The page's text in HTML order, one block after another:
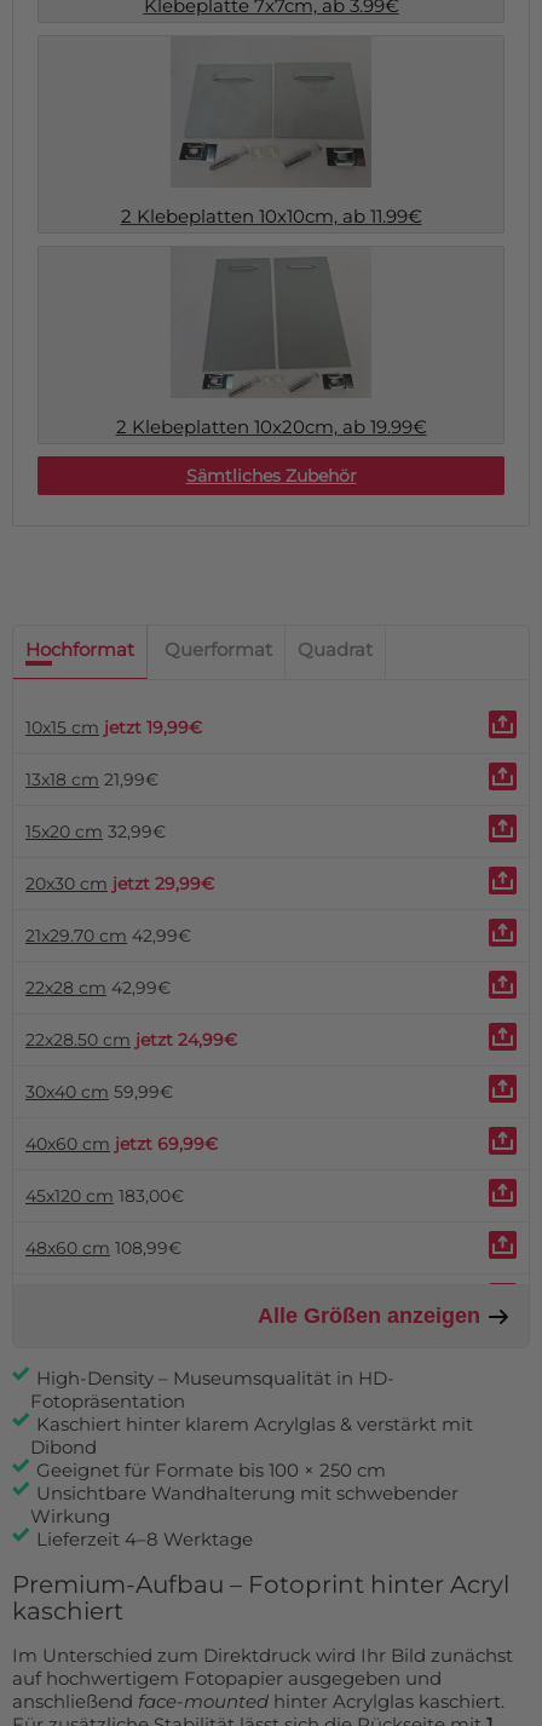
Klebeplatte 7x7cm, ab 3.99€
2 Klebeplatten 10x10cm, ab 11.99€
2 Klebeplatten 10x20cm, ab 19.99€
Sämtliches Zubehör
Hochformat Querformat Quadrat
10x15 cm jetzt 19,99€
13x18 cm 21,99€
15x20 cm 32,99€
20x30 cm jetzt 29,99€
21x29.70 cm 42,99€
22x28 cm 42,99€
22x28.50 cm jetzt 24,99€
30x40 cm 59,99€
40x60 cm jetzt 69,99€
45x120 cm 183,00€
48x60 cm 108,99€
55.50x77 cm 149,99€
60x80 cm
60x90 cm
75x180 cm 409,99€
80x120 cm jetzt 209,99€
85x150 cm 398,99€
Alle Größen anzeigen
High-Density – Museumsqualität in HD-
Fotopräsentation
Kaschiert hinter klarem Acrylglas & verstärkt mit
Dibond
Geeignet für Formate bis 100 × 250 cm
Unsichtbare Wandhalterung mit schwebender
Wirkung
Lieferzeit 4–8 Werktage
Premium-Aufbau – Fotoprint hinter Acryl
kaschiert
Im Unterschied zum Direktdruck wird Ihr Bild zunächst
auf hochwertigem Fotopapier ausgegeben und
anschließend face-mounted hinter Acrylglas kaschiert.